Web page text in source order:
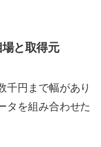
と取得元
千円まで幅があり
タを組み合わせた